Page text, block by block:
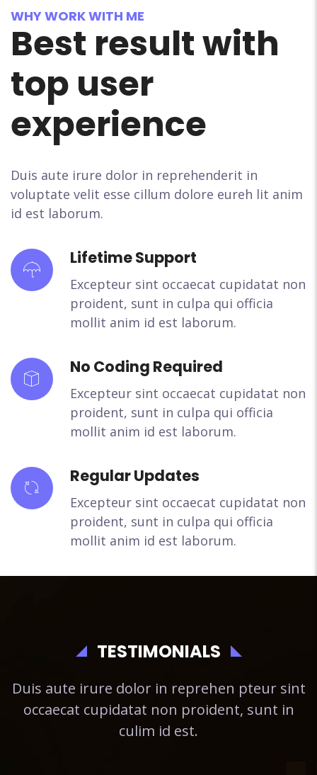
WHY WORK WITH ME
Best result with
top user
experience
Duis aute irure dolor in reprehenderit in
voluptate velit esse cillum dolore eureh lit anim
id est laborum.
Lifetime Support
Excepteur sint occaecat cupidatat non
proident, sunt in culpa qui officia
mollit anim id est laborum.
No Coding Required
Excepteur sint occaecat cupidatat non
proident, sunt in culpa qui officia
mollit anim id est laborum.
Regular Updates
Excepteur sint occaecat cupidatat non
proident, sunt in culpa qui officia
mollit anim id est laborum.
TESTIMONIALS
Duis aute irure dolor in reprehen pteur sint
occaecat cupidatat non proident, sunt in
culim id est.